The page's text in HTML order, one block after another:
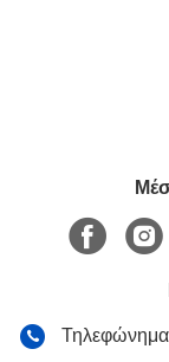
Τηλεφώνημα